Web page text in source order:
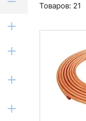
Товаров: 21